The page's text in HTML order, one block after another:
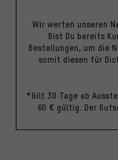
Wir werten unseren
Bist Du bereits
Bestellungen, um die
somit diesen für
*Gilt 30 Tage ab
60 € gültig. Der